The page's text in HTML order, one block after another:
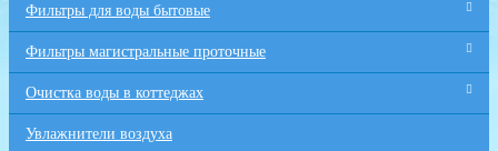
Фильтры для воды бытовые
Фильтры магистральные проточные
Очистка воды в коттеджах
Увлажнители воздуха